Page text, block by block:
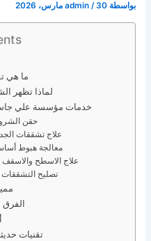
بواسطة admin /30 مارس، 2026
ما هي
لماذا تظهر
خدمات مؤسسة علي جاسم
1- حقن
2- علاج تشققات
3- معالجة هبوط
4- علاج الاسطح
5- تصليح
الفرق
تقنيات